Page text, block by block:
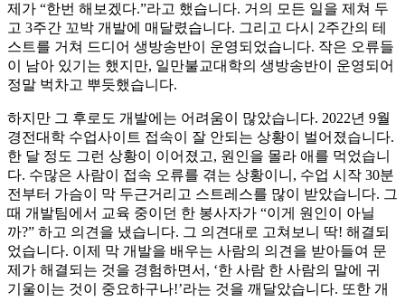
제가 “한번 해보겠다.”라고 했습니다. 거의 모든 일을 제쳐 두
고 3주간 꼬박 개발에 매달렸습니다. 그리고 다시 2주간의 테
스트를 거쳐 드디어 생방송반이 운영되었습니다. 작은 오류들
이 남아 있기는 했지만, 일만불교대학의 생방송반이 운영되어
정말 벅차고 뿌듯했습니다.
하지만 그 후로도 개발에는 어려움이 많았습니다. 2022년 9월
경전대학 수업사이트 접속이 잘 안되는 상황이 벌어졌습니다.
한 달 정도 그런 상황이 이어졌고, 원인을 몰라 애를 먹었습니
다. 수많은 사람이 접속 오류를 겪는 상황이니, 수업 시작 30분
전부터 가슴이 막 두근거리고 스트레스를 많이 받았습니다. 그
때 개발팀에서 교육 중이던 한 봉사자가 “이게 원인이 아닐
까?” 하고 의견을 냈습니다. 그 의견대로 고쳐보니 딱! 해결되
었습니다. 이제 막 개발을 배우는 사람의 의견을 받아들여 문
제가 해결되는 것을 경험하면서, ‘한 사람 한 사람의 말에 귀
기울이는 것이 중요하구나!’라는 것을 깨달았습니다. 또한 개